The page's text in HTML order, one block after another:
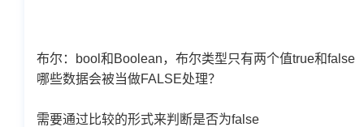
布尔：bool和Boolean，布尔类型只有两个值true和false
哪些数据会被当做FALSE处理？
需要通过比较的形式来判断是否为false